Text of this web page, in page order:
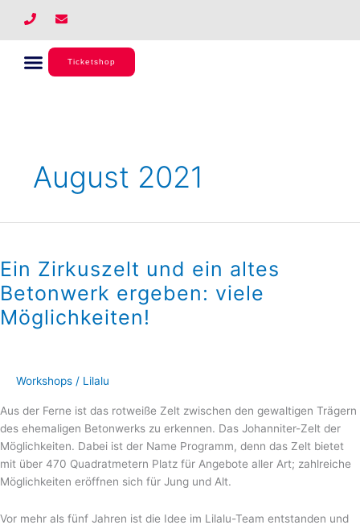
Inhalt
springen
P
h
o
e
E
n
v
e
o
Ticketshop
August 2021
Ein Zirkuszelt und ein altes
Betonwerk ergeben: viele
Möglichkeiten!
Workshops / Lilalu
Aus der Ferne ist das rotweiße Zelt zwischen den gewaltigen Trägern
des ehemaligen Betonwerks zu erkennen. Das Johanniter-Zelt der
Möglichkeiten. Dabei ist der Name Programm, denn das Zelt bietet
mit über 470 Quadratmetern Platz für Angebote aller Art; zahlreiche
Möglichkeiten eröffnen sich für Jung und Alt.
Vor mehr als fünf Jahren ist die Idee im Lilalu-Team entstanden und
und
ein
altes
Betonwerk